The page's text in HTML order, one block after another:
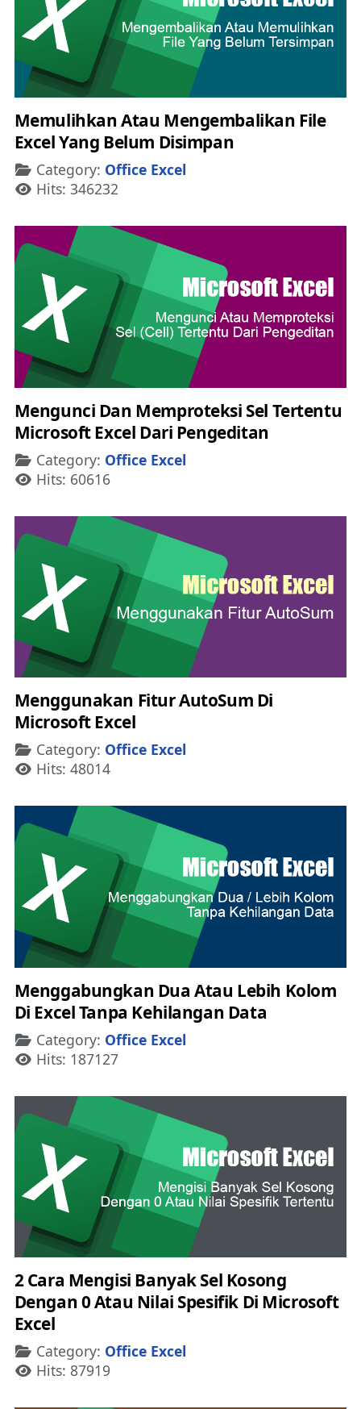
Memulihkan Atau Mengembalikan File
Excel Yang Belum Disimpan
Details
Category: Office Excel
Hits: 346232
Mengunci Dan Memproteksi Sel Tertentu
Microsoft Excel Dari Pengeditan
Details
Category: Office Excel
Hits: 60616
Menggunakan Fitur AutoSum Di
Microsoft Excel
Details
Category: Office Excel
Hits: 48014
Menggabungkan Dua Atau Lebih Kolom
Di Excel Tanpa Kehilangan Data
Details
Category: Office Excel
Hits: 187127
2 Cara Mengisi Banyak Sel Kosong
Dengan 0 Atau Nilai Spesifik Di Microsoft
Excel
Details
Category: Office Excel
Hits: 87919